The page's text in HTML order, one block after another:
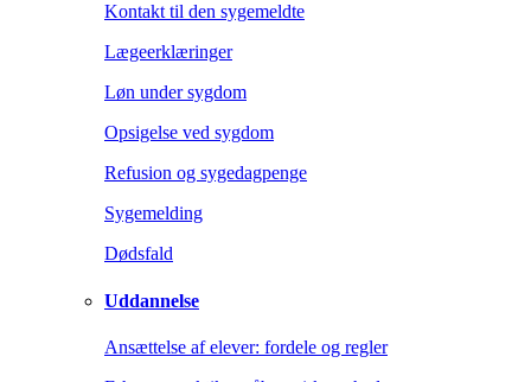
Kontakt til den sygemeldte
Lægeerklæringer
Løn under sygdom
Opsigelse ved sygdom
Refusion og sygedagpenge
Sygemelding
Dødsfald
Uddannelse
Ansættelse af elever: fordele og regler